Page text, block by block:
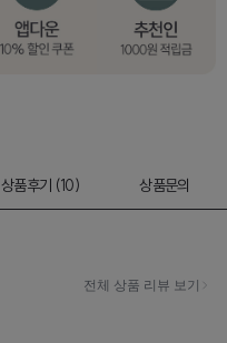
상품후기 (10) 상품문의